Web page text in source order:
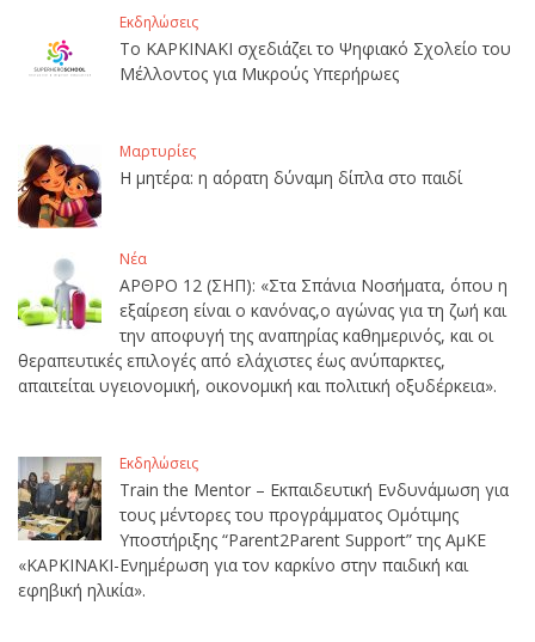
Εκδηλώσεις
Το ΚΑΡΚΙΝΑΚΙ σχεδιάζει το Ψηφιακό Σχολείο του
Μέλλοντος για Μικρούς Υπερήρωες
Μαρτυρίες
Η μητέρα: η αόρατη δύναμη δίπλα στο παιδί
Νέα
ΑΡΘΡΟ 12 (ΣΗΠ): «Στα Σπάνια Νοσήματα, όπου η
εξαίρεση είναι ο κανόνας,ο αγώνας για τη ζωή και
την αποφυγή της αναπηρίας καθημερινός, και οι
θεραπευτικές επιλογές από ελάχιστες έως ανύπαρκτες,
απαιτείται υγειονομική, οικονομική και πολιτική οξυδέρκεια».
Εκδηλώσεις
Train the Mentor – Εκπαιδευτική Ενδυνάμωση για
τους μέντορες του προγράμματος Ομότιμης
Υποστήριξης “Parent2Parent Support” της ΑμΚΕ
«ΚΑΡΚΙΝΑΚΙ-Ενημέρωση για τον καρκίνο στην παιδική και
εφηβική ηλικία».